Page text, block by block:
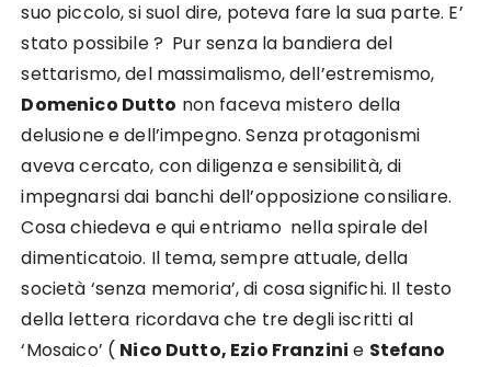
suo piccolo, si suol dire, poteva fare la sua parte. E’
stato possibile ? Pur senza la bandiera del
settarismo, del massimalismo, dell’estremismo,
Domenico Dutto non faceva mistero della
delusione e dell’impegno. Senza protagonismi
aveva cercato, con diligenza e sensibilità, di
impegnarsi dai banchi dell’opposizione consiliare.
Cosa chiedeva e qui entriamo nella spirale del
dimenticatoio. Il tema, sempre attuale, della
società ‘senza memoria’, di cosa significhi. Il testo
della lettera ricordava che tre degli iscritti al
‘Mosaico’ ( Nico Dutto, Ezio Franzini e Stefano